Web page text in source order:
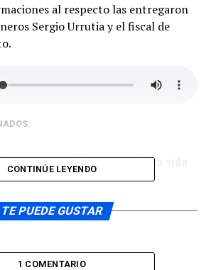
al respecto las entregaron
Sergio Urrutia y el fiscal de
en Dios que no haya sido
participaron de la edición 43 de la
CONTINÚE LEYENDO
TE PUEDE GUSTAR
1 COMENTARIO